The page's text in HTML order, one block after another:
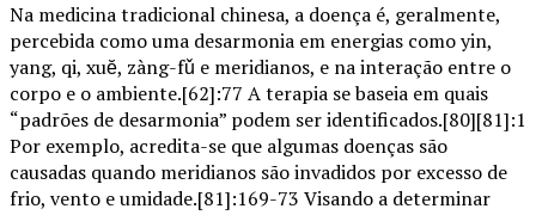
Na medicina tradicional chinesa, a doença é, geralmente,
percebida como uma desarmonia em energias como yin,
yang, qi, xuĕ, zàng-fǔ e meridianos, e na interação entre o
corpo e o ambiente.[62]:77 A terapia se baseia em quais
“padrões de desarmonia” podem ser identificados.[80][81]:1
Por exemplo, acredita-se que algumas doenças são
causadas quando meridianos são invadidos por excesso de
frio, vento e umidade.[81]:169-73 Visando a determinar